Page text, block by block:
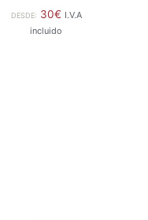
DESDE: 30€ I.V.A
incluido